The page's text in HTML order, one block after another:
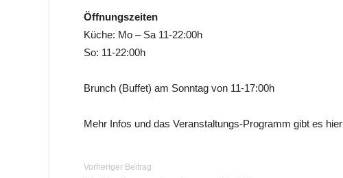
Öffnungszeiten
Küche: Mo – Sa 11-22:00h
So: 11-22:00h
Brunch (Buffet) am Sonntag von 11-17:00h
Mehr Infos und das Veranstaltungs-Programm gibt es hier
Vorheriger Beitrag